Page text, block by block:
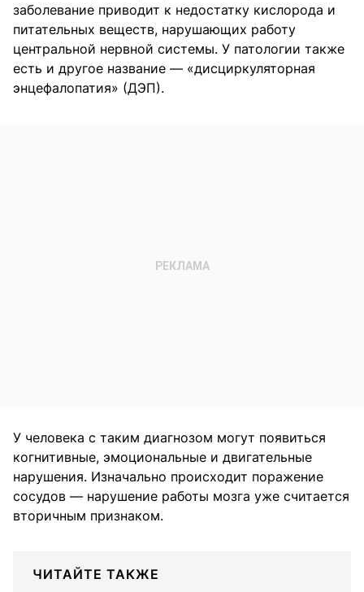
заболевание приводит к недостатку кислорода и
питательных веществ, нарушающих работу
центральной нервной системы. У патологии также
есть и другое название — «дисциркуляторная
энцефалопатия» (ДЭП).
У человека с таким диагнозом могут появиться
когнитивные, эмоциональные и двигательные
нарушения. Изначально происходит поражение
сосудов — нарушение работы мозга уже считается
вторичным признаком.
ЧИТАЙТЕ ТАКЖЕ